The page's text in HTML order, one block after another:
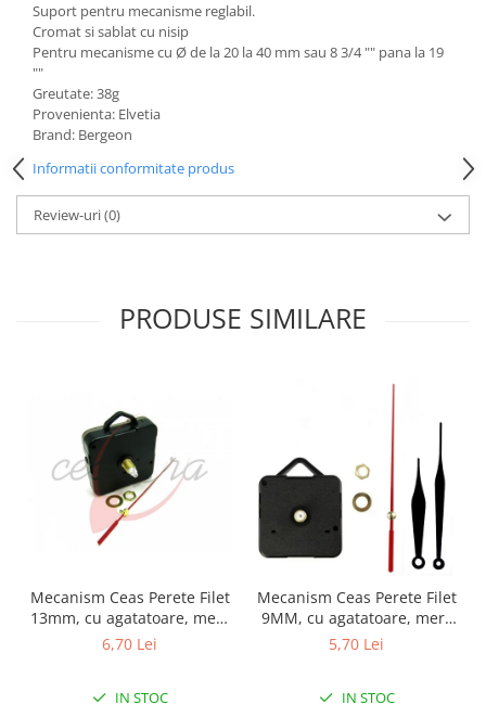
Suport pentru mecanisme reglabil.
Cromat si sablat cu nisip
Pentru mecanisme cu Ø de la 20 la 40 mm sau 8 3/4 "" pana la 19
""
Greutate: 38g
Provenienta: Elvetia
Brand: Bergeon
Informatii conformitate produs
Review-uri(0)
PRODUSE SIMILARE
Mecanism Ceas Perete Filet
13mm, cu agatatoare, mers
continuu, repere incluse
6,70 Lei
IN STOC
Mecanism Ceas Perete Filet
9MM, cu agatatoare, mers
continuu, repere incluse
5,70 Lei
IN STOC